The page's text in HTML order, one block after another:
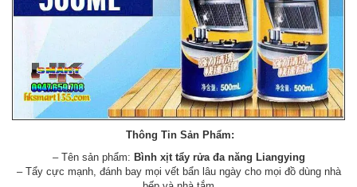
Thông Tin Sản Phẩm:
– Tên sản phẩm: Bình xịt tẩy rửa đa năng Liangying
– Tẩy cực mạnh, đánh bay mọi vết bẩn lâu ngày cho mọi đồ dùng nhà